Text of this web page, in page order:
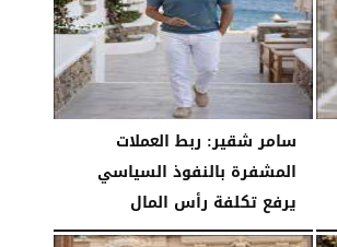
سامر شقير: ربط العملات
المشفرة بالنفوذ السياسي
يرفع تكلفة رأس المال
السبت، 25 يوليو 2026 03:45 مـ